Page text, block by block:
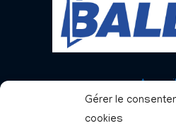
Gérer le
cookies